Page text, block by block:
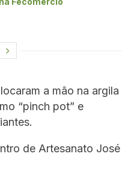
a mão na argila
“pinch pot” e
de Artesanato José